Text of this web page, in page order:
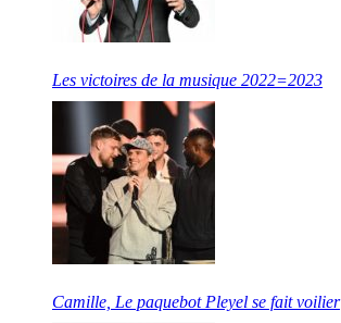
Les victoires de la musique 2022=2023
Camille, Le paquebot Pleyel se fait voilier